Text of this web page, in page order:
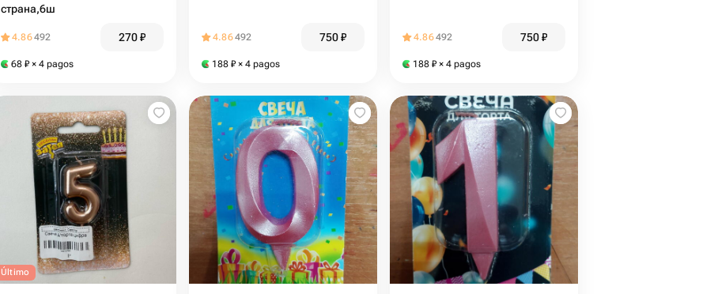
страна,6ш
4.86492 270₽
68 ₽ × 4 pagos
4.86492 750₽
188 ₽ × 4 pagos
4.86492 750₽
188 ₽ × 4 pagos
Último